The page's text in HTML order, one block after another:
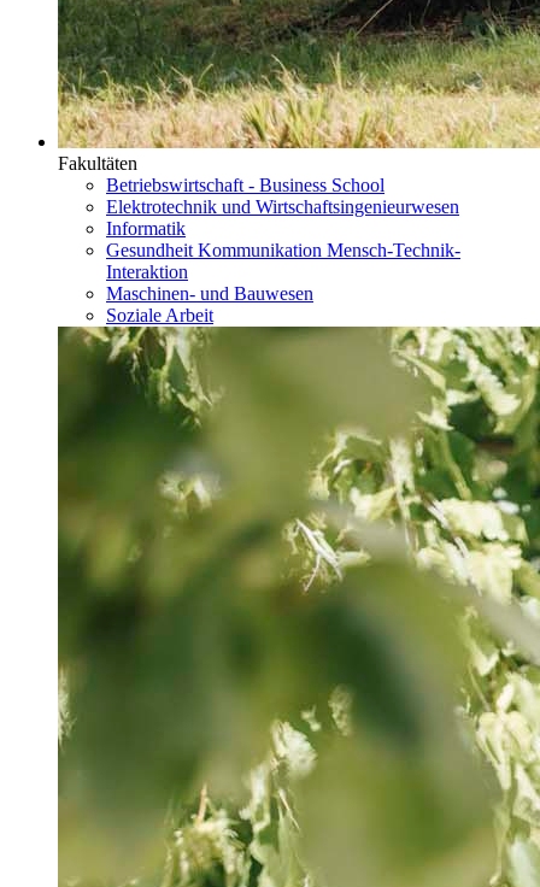
Fakultäten
Betriebswirtschaft - Business School
Elektrotechnik und Wirtschaftsingenieurwesen
Informatik
Gesundheit Kommunikation Mensch-Technik-
Interaktion
Maschinen- und Bauwesen
Soziale Arbeit